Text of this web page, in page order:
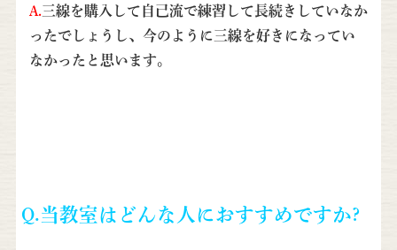
A.三線を購入して自己流で練習して長続きしていなか
ったでしょうし、今のように三線を好きになってい
なかったと思います。
Q.当教室はどんな人におすすめですか?